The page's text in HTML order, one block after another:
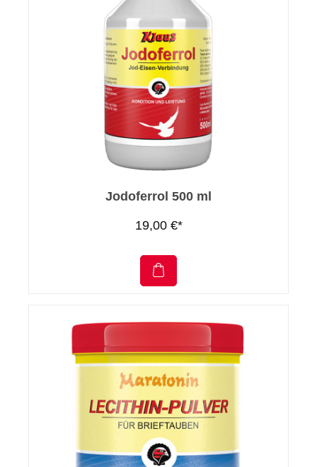
Jodoferrol 500 ml
19,00 €*